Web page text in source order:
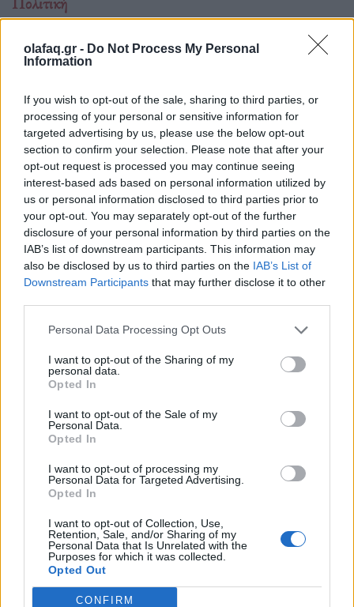
olafaq.gr - Do Not Process My Personal
Information
If you wish to opt-out of the sale, sharing to third parties, or
processing of your personal or sensitive information for
targeted advertising by us, please use the below opt-out
section to confirm your selection. Please note that after your
opt-out request is processed you may continue seeing
interest-based ads based on personal information utilized by
us or personal information disclosed to third parties prior to
your opt-out. You may separately opt-out of the further
disclosure of your personal information by third parties on the
IAB’s list of downstream participants. This information may
also be disclosed by us to third parties on the IAB’s List of
Downstream Participants that may further disclose it to other
Personal Data Processing Opt Outs
I want to opt-out of the Sharing of my
personal data.
Opted In
I want to opt-out of the Sale of my
Personal Data.
Opted In
I want to opt-out of processing my
Personal Data for Targeted Advertising.
Opted In
I want to opt-out of Collection, Use,
Retention, Sale, and/or Sharing of my
Personal Data that Is Unrelated with the
Purposes for which it was collected.
Opted Out
CONFIRM
Apple News στο στόχαστρο της FTC: Όταν
η επιμέλεια ειδήσεων γίνεται πολιτική μάχη
Όταν ο επικεφαλής της FTC στέλνει δημόσια επιστολή σε
έναν CEO για το πως επιμελείται ειδήσεις πρόκειται για
πολιτικό μήνυμα. Η υπόθεση Apple News δείχνει ότι στην
Αμερική του 2026 η τεχνολογία δεν μπ
Πολιτική
Ντόναλντ Τραμπ: Η εκεχειρία ως άλλοθι και
η πολιτική της λεκτικής ακροβασίας
06.02.26
Οι δηλώσεις Τραμπ για «παύση βομβαρδισμών» δεν
αφορούν ημερομηνίες, αλλά τον τρόπο που ο πόλεμος
μετατρέπεται σε αφήγημα και η βία κανονικοποιείται μέσω
γλώσσας.